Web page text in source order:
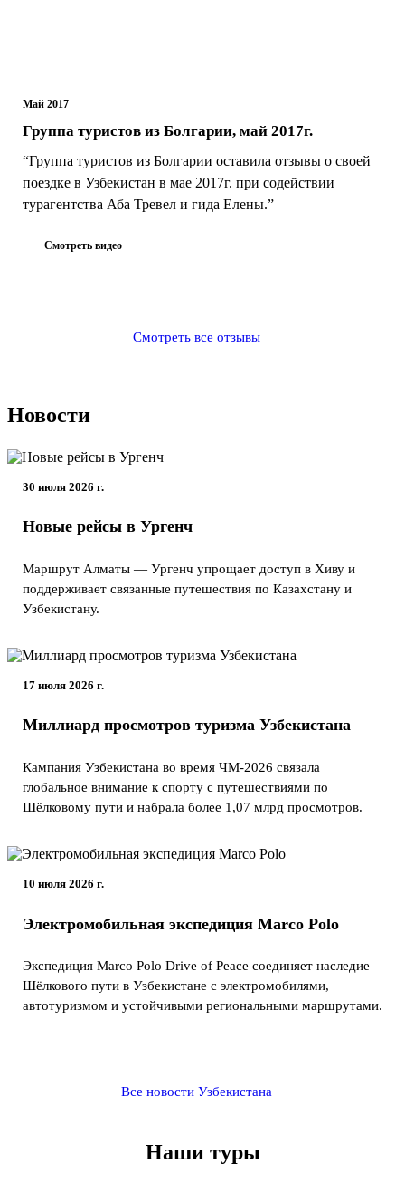
Май 2017
Группа туристов из Болгарии, май 2017г.
“Группа туристов из Болгарии оставила отзывы о своей
поездке в Узбекистан в мае 2017г. при содействии
турагентства Аба Тревел и гида Елены.”
Смотреть видео
Смотреть все отзывы
Новости
30 июля 2026 г.
Новые рейсы в Ургенч
Маршрут Алматы — Ургенч упрощает доступ в Хиву и
поддерживает связанные путешествия по Казахстану и
Узбекистану.
17 июля 2026 г.
Миллиард просмотров туризма Узбекистана
Кампания Узбекистана во время ЧМ-2026 связала
глобальное внимание к спорту с путешествиями по
Шёлковому пути и набрала более 1,07 млрд просмотров.
10 июля 2026 г.
Электромобильная экспедиция Marco Polo
Экспедиция Marco Polo Drive of Peace соединяет наследие
Шёлкового пути в Узбекистане с электромобилями,
автотуризмом и устойчивыми региональными маршрутами.
Все новости Узбекистана
Наши туры